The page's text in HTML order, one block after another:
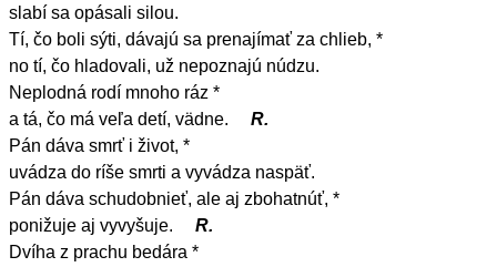
slabí sa opásali silou.
Tí, čo boli sýti, dávajú sa prenajímať za chlieb, *
no tí, čo hladovali, už nepoznajú núdzu.
Neplodná rodí mnoho ráz *
a tá, čo má veľa detí, vädne.
R.
Pán dáva smrť i život, *
uvádza do ríše smrti a vyvádza naspäť.
Pán dáva schudobnieť, ale aj zbohatnúť, *
ponižuje aj vyvyšuje.
R.
Dvíha z prachu bedára *